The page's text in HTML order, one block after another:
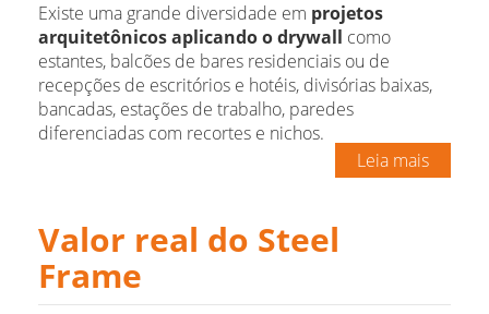
Existe uma grande diversidade em projetos
arquitetônicos aplicando o drywall como
estantes, balcões de bares residenciais ou de
recepções de escritórios e hotéis, divisórias baixas,
bancadas, estações de trabalho, paredes
diferenciadas com recortes e nichos.
Leia mais
Valor real do Steel
Frame